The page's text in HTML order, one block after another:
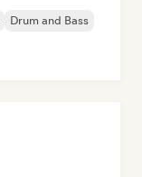
Drum and Bass